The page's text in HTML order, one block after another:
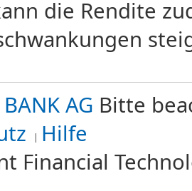
die Rendite
AG Bitte
Hilfe
Financial